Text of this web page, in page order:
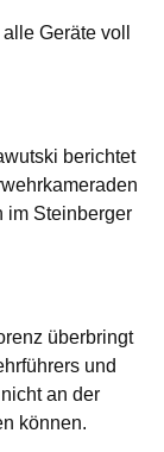
Geräte voll
berichtet
im Steinberger
überbringt
und
an der
können.